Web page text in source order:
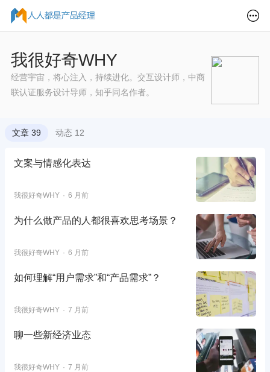
我很好奇WHY
经营宇宙，将心注入，持续进化。交互设计师，中商
联认证服务设计导师，知乎同名作者。
文章 39 动态 12
文案与情感化表达
我很好奇WHY 6 月前
为什么做产品的人都很喜欢思考场景？
我很好奇WHY 6 月前
如何理解“用户需求”和“产品需求”？
我很好奇WHY 7 月前
聊一些新经济业态
我很好奇WHY 7 月前